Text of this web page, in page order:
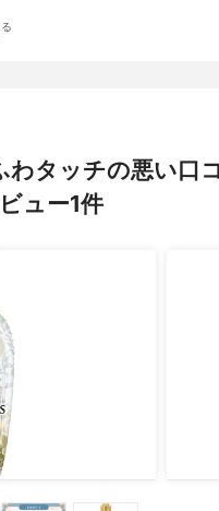
わタッチの悪い口
ュー1件